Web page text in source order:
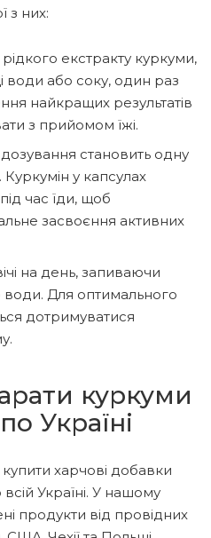
з них:
екстракту куркуми,
води або соку, один раз
найкращих результатів
з прийомом їжі.
становить одну
Куркумін у капсулах
час їди, щоб
засвоєння активних
на день, запиваючи
води. Для оптимального
дотримуватися
куркуми
Україні
харчові добавки
Україні. У нашому
продукти від провідних